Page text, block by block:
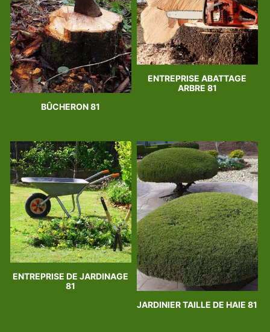
BÛCHERON 81
ENTREPRISE ABATTAGE
ARBRE 81
ENTREPRISE DE JARDINAGE
81
JARDINIER TAILLE DE HAIE 81